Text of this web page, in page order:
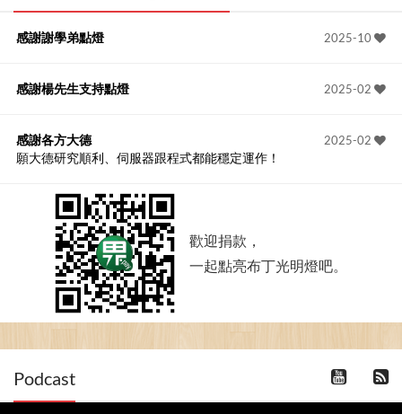
2025-10
感謝謝學弟點燈
2025-02
感謝楊先生支持點燈
2025-02
感謝各方大德
願大德研究順利、伺服器跟程式都能穩定運作！
歡迎捐款，
一起點亮布丁光明燈吧。
Podcast